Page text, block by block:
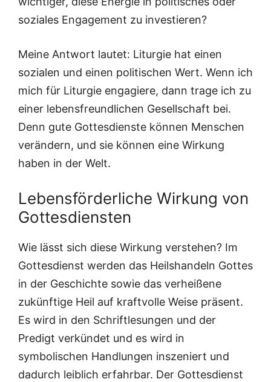
soziales Engagement zu investieren?
Meine Antwort lautet: Liturgie hat einen
sozialen und einen politischen Wert. Wenn ich
mich für Liturgie engagiere, dann trage ich zu
einer lebensfreundlichen Gesellschaft bei.
Denn gute Gottesdienste können Menschen
verändern, und sie können eine Wirkung
haben in der Welt.
Lebensförderliche Wirkung von
Gottesdiensten
Wie lässt sich diese Wirkung verstehen? Im
Gottesdienst werden das Heilshandeln Gottes
in der Geschichte sowie das verheißene
zukünftige Heil auf kraftvolle Weise präsent.
Es wird in den Schriftlesungen und der
Predigt verkündet und es wird in
symbolischen Handlungen inszeniert und
dadurch leiblich erfahrbar. Der Gottesdienst